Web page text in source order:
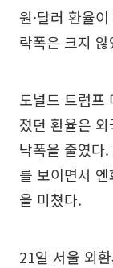
원·달러 환율
락폭은 크지 않
도널드 트럼프
졌던 환율은
낙폭을 줄였다
를 보이면서
을 미쳤다.
21일 서울 외